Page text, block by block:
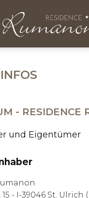
INFOS
- RESIDENCE
und Eigentümer
- I-39046 St. Ulrich